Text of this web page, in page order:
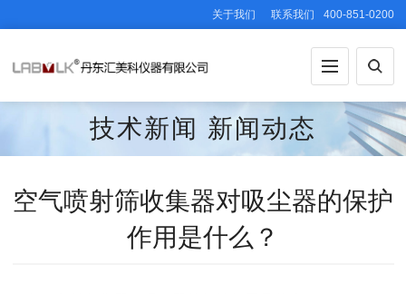
关于我们 联系我们 400-851-0200
技术新闻 新闻动态
空气喷射筛收集器对吸尘器的保护
作用是什么？